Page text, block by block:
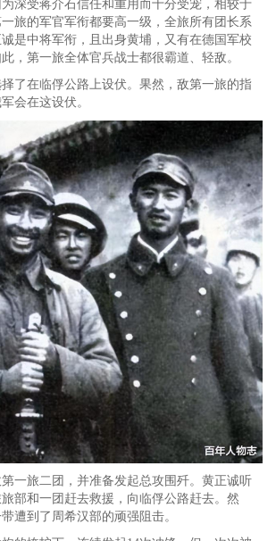
深受蒋介石信任和重用而十分受宠，相较于
旅的军官军衔都要高一级，全旅所有团长系
是中将军衔，且出身黄埔，又有在德国军校
，第一旅全体官兵战士都很霸道、轻敌。
了在临俘公路上设伏。果然，敌第一旅的指
会在这设伏。
一旅二团，并准备发起总攻围歼。黄正诚听
部和一团赶去救援，向临俘公路赶去。然
遭到了周希汉部的顽强阻击。